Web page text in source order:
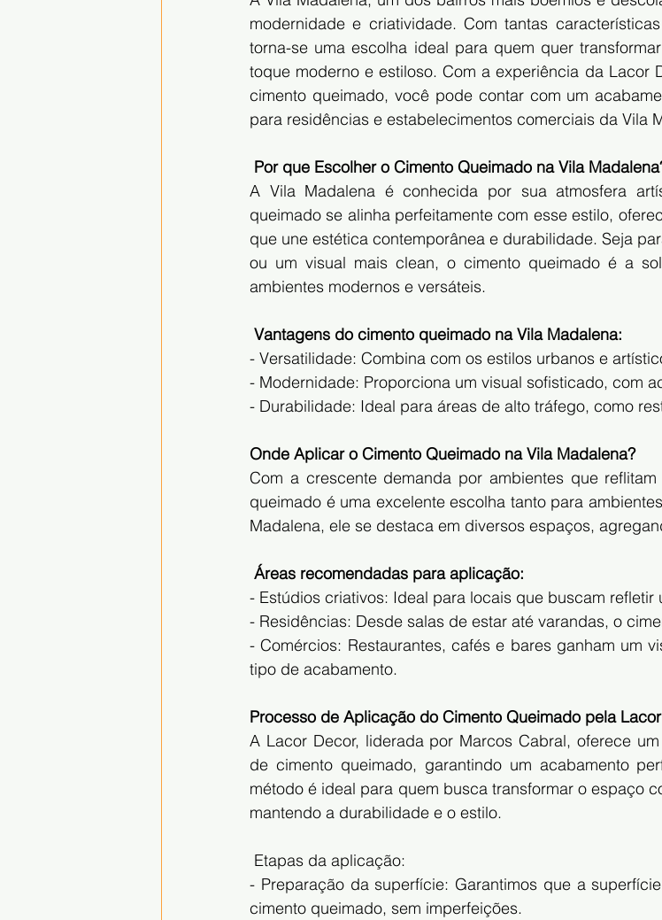
modernidade e criatividade. Com tantas
torna-se uma escolha ideal para quem quer
toque moderno e estiloso. Com a experiência da Lacor
cimento queimado, você pode contar com um
para residências e estabelecimentos comerciais da Vila
Por que Escolher o Cimento Queimado na Vila
A Vila Madalena é conhecida por sua atmosfera
queimado se alinha perfeitamente com esse estilo,
que une estética contemporânea e durabilidade. Seja
ou um visual mais clean, o cimento queimado é a
ambientes modernos e versáteis.
Vantagens do cimento queimado na Vila Madalena:
- Versatilidade: Combina com os estilos urbanos e
- Modernidade: Proporciona um visual sofisticado, com
- Durabilidade: Ideal para áreas de alto tráfego, como
Onde Aplicar o Cimento Queimado na Vila Madalena?
Com a crescente demanda por ambientes que
queimado é uma excelente escolha tanto para
Madalena, ele se destaca em diversos espaços,
Áreas recomendadas para aplicação:
- Estúdios criativos: Ideal para locais que buscam refletir
- Residências: Desde salas de estar até varandas, o
- Comércios: Restaurantes, cafés e bares ganham um
tipo de acabamento.
Processo de Aplicação do Cimento Queimado pela
A Lacor Decor, liderada por Marcos Cabral, oferece
de cimento queimado, garantindo um acabamento
método é ideal para quem busca transformar o espaço
mantendo a durabilidade e o estilo.
Etapas da aplicação:
- Preparação da superfície: Garantimos que a
cimento queimado, sem imperfeições.